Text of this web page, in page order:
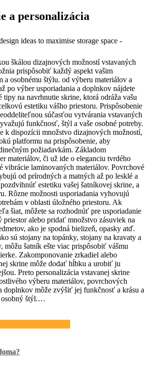
a personalizácia
škálou dizajnových možností vstavaných
prispôsobiť každý aspekt vašim
a osobnému štýlu. od výberu materiálov a
po výber usporiadania a doplnkov nájdete
tipy na navrhnutie skrine, ktorá odráža vašu
estetiku vášho priestoru. Prispôsobenie
súčasťou vytvárania vstavaných
funkčnosť, štýl a vaše osobné potreby.
k dispozícii množstvo dizajnových možností,
platformu na prispôsobenie, aby
požiadavkám. Základom
materiálov, či už ide o eleganciu tvrdého
vibrácie laminovaných materiálov. Povrchové
od prírodných a matných až po lesklé a
estetiku vašej šatníkovej skrine, a
Rôzne možnosti usporiadania vyhovujú
v oblasti úložného priestoru. Ak
šiat, môžete sa rozhodnúť pre usporiadanie
priestor alebo pridať množstvo zásuviek na
ako je spodná bielizeň, opasky atď.
sú stojany na topánky, stojany na kravaty a
môžu šatník ešte viac prispôsobiť vášmu
Zakomponovanie zrkadiel alebo
skrine môže dodať hĺbku a urobiť ju
Preto personalizácia vstavanej skrine
výberu materiálov, povrchových
doplnkov môže zvýšiť jej funkčnosť a krásu a
osobný štýl.…